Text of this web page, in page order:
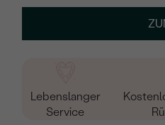
Lebenslanger
Service